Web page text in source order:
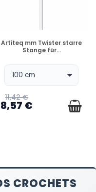
VERFÜGBAR
Artiteq mm Twister starre
Stange für...
11,42 €
8,57 €
CROCHETS